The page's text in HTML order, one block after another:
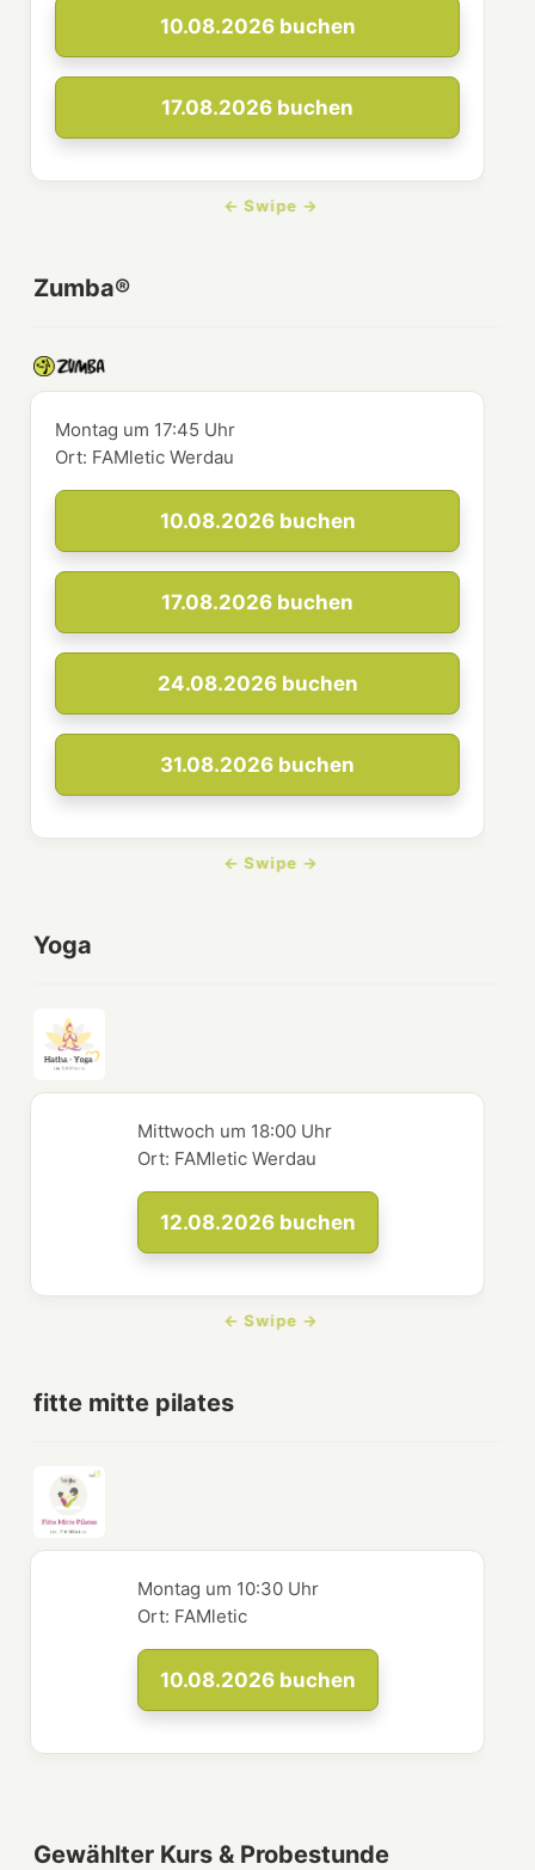
10.08.2026buchen
17.08.2026 buchen
Zumba®
Montag um 17:45 Uhr
Ort: FAMletic Werdau
10.08.2026buchen
17.08.2026 buchen
24.08.2026buchen
31.08.2026 buchen
Yoga
Mittwoch um 18:00 Uhr
Ort: FAMletic Werdau
12.08.2026buchen
fitte mitte pilates
Montag um 10:30 Uhr
Ort: FAMletic
10.08.2026buchen
Gewählter Kurs & Probestunde